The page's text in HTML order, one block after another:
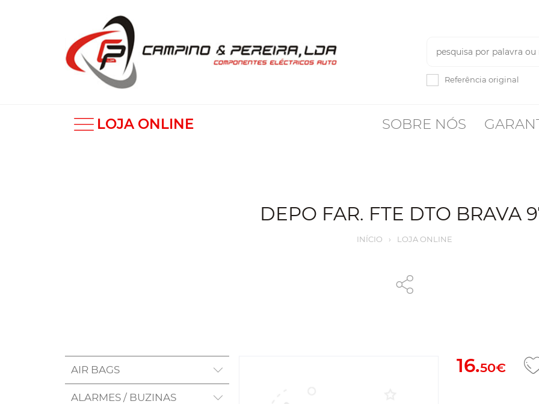
Referência original
LOJA ONLINE SOBRE NÓS
DEPO FAR. FTE DTO BRAVA
INÍCIO › LOJA ONLINE
AIR BAGS
ALARMES / BUZINAS
16.50€